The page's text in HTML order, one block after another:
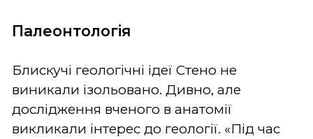
Палеонтологія
Блискучі геологічні ідеї Стено не
виникали ізольовано. Дивно, але
дослідження вченого в анатомії
викликали інтерес до геології. «Під час